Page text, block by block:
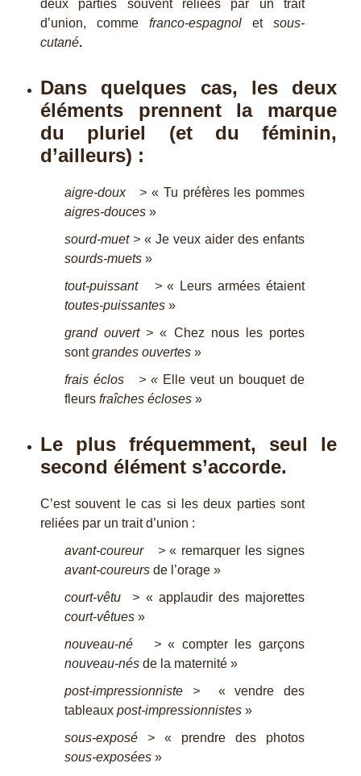
deux parties souvent reliées par un trait
d’union, comme franco-espagnol et sous-
cutané.
Dans quelques cas, les deux
éléments prennent la marque
du pluriel (et du féminin,
d’ailleurs) :
aigre-doux > « Tu préfères les pommes
aigres-douces »
sourd-muet > « Je veux aider des enfants
sourds-muets »
tout-puissant >« Leurs armées étaient
toutes-puissantes »
grand ouvert >« Chez nous les portes
sontgrandes ouvertes »
frais éclos > « Elle veut un bouquet de
fleurs fraîches écloses »
Le plus fréquemment, seul le
second élément s’accorde.
C’est souvent le cas si les deux parties sont
reliées par un trait d’union :
avant-coureur >« remarquer les signes
avant-coureurs de l’orage »
court-vêtu > « applaudir des majorettes
court-vêtues »
nouveau-né >« compter les garçons
nouveau-nés de la maternité »
post-impressionniste > « vendre des
tableaux post-impressionnistes »
sous-exposé > « prendre des photos
sous-exposées »